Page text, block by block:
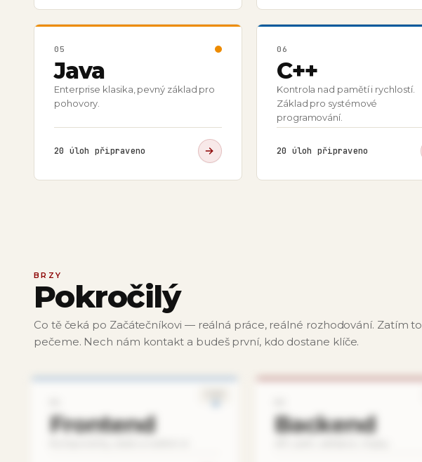
05
Java
Enterprise klasika, pevný základ pro
pohovory.
20 úloh připraveno
06
C++
Kontrola nad pamětí i rychlostí.
Základ pro systémové
programování.
20 úloh připraveno
BRZY
Pokročilý
Co tě čeká po Začátečníkovi — reálná práce, reálné rozhodování. Zatím to
pečeme. Nech nám kontakt a budeš první, kdo dostane klíče.
Frontend Backend